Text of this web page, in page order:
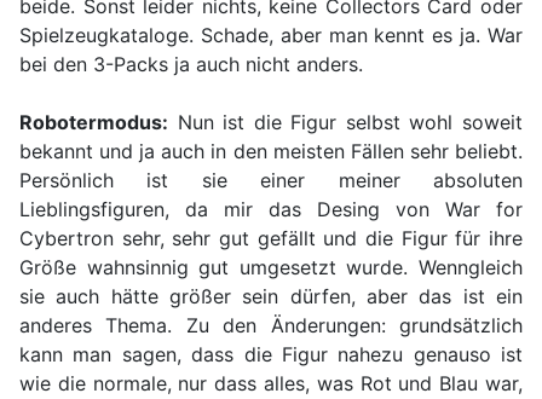
beide. Sonst leider nichts, keine Collectors Card oder
Spielzeugkataloge. Schade, aber man kennt es ja. War
bei den 3-Packs ja auch nicht anders.
Robotermodus: Nun ist die Figur selbst wohl soweit
bekannt und ja auch in den meisten Fällen sehr beliebt.
Persönlich ist sie einer meiner absoluten
Lieblingsfiguren, da mir das Desing von War for
Cybertron sehr, sehr gut gefällt und die Figur für ihre
Größe wahnsinnig gut umgesetzt wurde. Wenngleich
sie auch hätte größer sein dürfen, aber das ist ein
anderes Thema. Zu den Änderungen: grundsätzlich
kann man sagen, dass die Figur nahezu genauso ist
wie die normale, nur dass alles, was Rot und Blau war,